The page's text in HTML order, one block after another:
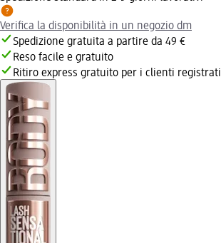
Verifica la disponibilità in un negozio dm
Spedizione gratuita a partire da 49 €
Reso facile e gratuito
Ritiro express gratuito per i clienti registrati